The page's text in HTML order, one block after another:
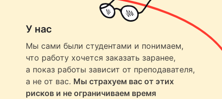
У нас
Мы сами были студентами и понимаем,
что работу хочется заказать заранее,
а показ работы зависит от преподавателя,
а не от вас. Мы страхуем вас от этих
рисков и не ограничиваем время